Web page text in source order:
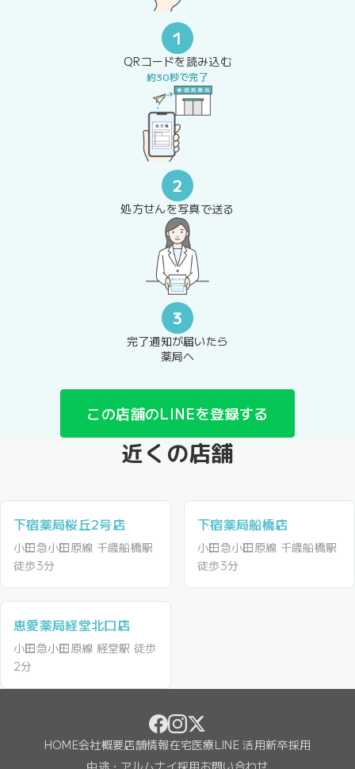
1
QRコードを読み込む
約30秒で完了
2
処方せんを写真で送る
3
完了通知が届いたら
薬局へ
この店舗のLINEを登録する
近くの店舗
下宿薬局桜丘2号店
小田急小田原線 千歳船橋駅
徒歩3分
下宿薬局船橋店
小田急小田原線 千歳船橋駅
徒歩3分
恵愛薬局経堂北口店
小田急小田原線 経堂駅 徒歩
2分
HOME会社概要店舗情報在宅医療LINE 活用新卒採用
中途・アルムナイ採用お問い合わせ